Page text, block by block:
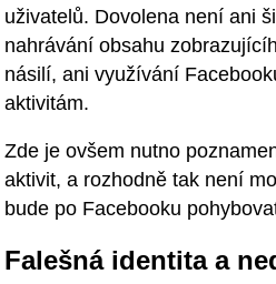
uživatelů. Dovolena není ani
nahrávání obsahu
násilí, ani využívání
aktivitám.
Zde je ovšem nutno
aktivit, a rozhodně tak není
bude po Facebooku
Falešná identita a